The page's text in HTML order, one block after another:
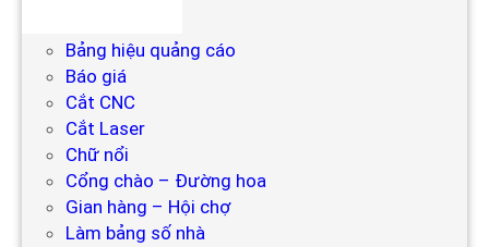
Bảng hiệu quảng cáo
Báo giá
Cắt CNC
Cắt Laser
Chữ nổi
Cổng chào – Đường hoa
Gian hàng – Hội chợ
Làm bảng số nhà